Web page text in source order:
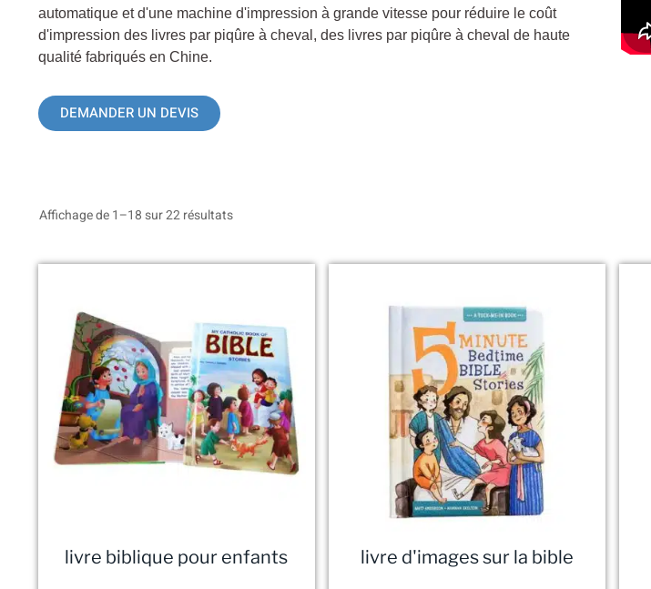
automatique et d'une machine d'impression à grande vitesse pour réduire le coût
d'impression des livres par piqûre à cheval, des livres par piqûre à cheval de haute
qualité fabriqués en Chine.
DEMANDER UN DEVIS
Affichage de 1–18 sur 22 résultats
livre biblique pour enfants livre d'images sur la bible